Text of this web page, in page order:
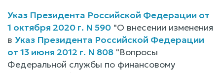
Указ Президента Российской Федерации от
1 октября 2020 г. N 590 "О внесении изменения
в Указ Президента Российской Федерации
от 13 июня 2012 г. N 808 "Вопросы
Федеральной службы по финансовому